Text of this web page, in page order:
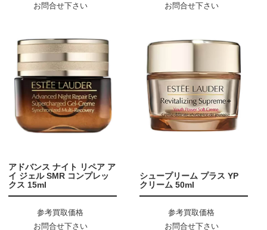
お問合せ下さい
お問合せ下さい
アドバンス ナイト リペア ア
イ ジェル SMR コンプレッ
クス 15ml
参考買取価格
お問合せ下さい
シュープリーム プラス YP
クリーム 50ml
参考買取価格
お問合せ下さい